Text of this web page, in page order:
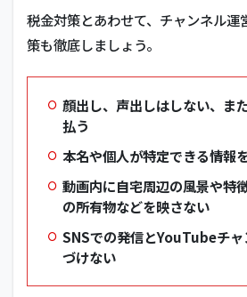
税金対策とあわせて、チャンネル運
策も徹底しましょう。
顔出し、声出しはしない、ま
払う
本名や個人が特定できる情報
動画内に自宅周辺の風景や特
の所有物などを映さない
SNSでの発信とYouTubeチャ
づけない